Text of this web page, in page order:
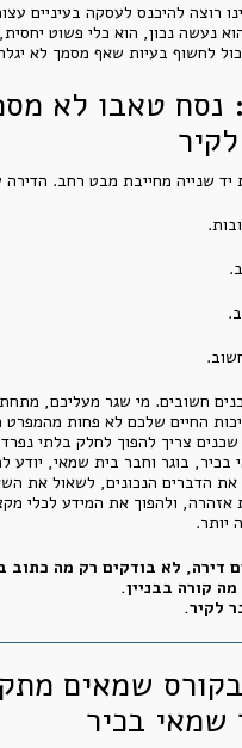
רוצה להיכנס לעסקה בעיניים
נעשה נכון, הוא כלי פשוט
לחשוף בעיות שאף מסמך לא
נסח טאבו לא
יד שנייה מחייבת מבט רחב.
חשובים. מי שגר מעליכם,
החיים שלכם לא פחות מהמפרט
צריך להפוך לחלק בלתי
בכיר, בוגר וחבר בית שמאי, יודע
את הדברים הנכונים, לשאול את
אזהרה, ולהפוך את המידע לכלי
יותר.
דירה, לא בודקים רק מה כתוב
קורה בבניין.
לקיר.
שמאים
שמאי בכיר